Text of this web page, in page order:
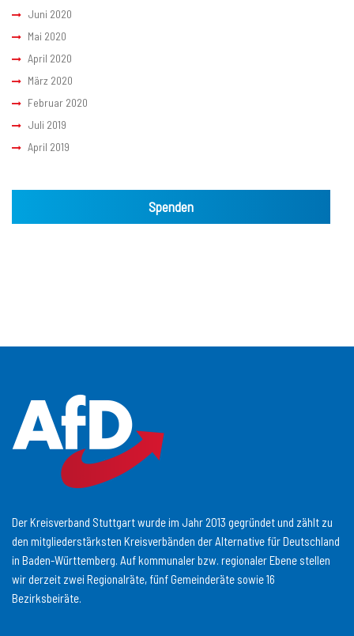
Juni 2020
Mai 2020
April 2020
März 2020
Februar 2020
Juli 2019
April 2019
Spenden
Der Kreisverband Stuttgart wurde im Jahr 2013 gegründet und zählt zu
den mitgliederstärksten Kreisverbänden der Alternative für Deutschland
in Baden-Württemberg. Auf kommunaler bzw. regionaler Ebene stellen
wir derzeit zwei Regionalräte, fünf Gemeinderäte sowie 16
Bezirksbeiräte.